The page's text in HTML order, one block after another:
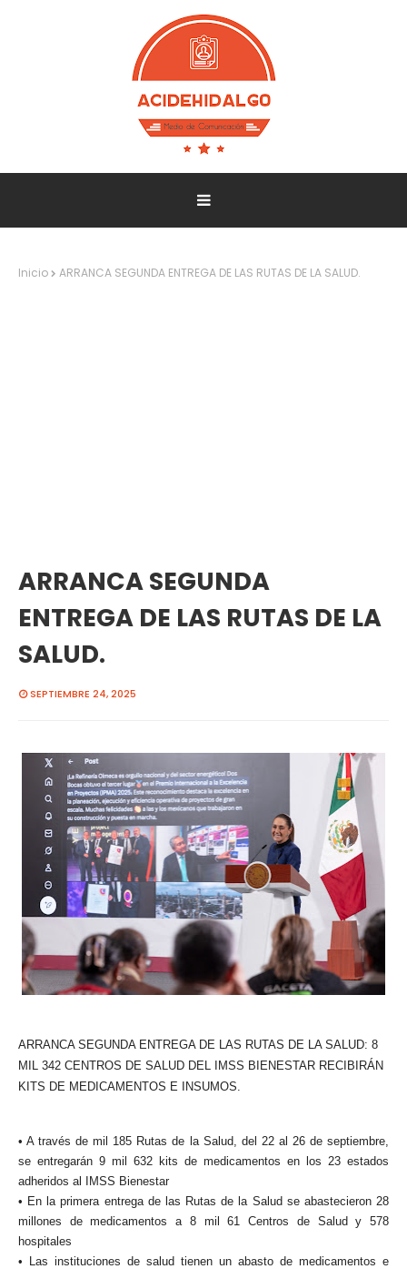
Inicio ARRANCA SEGUNDA ENTREGA DE LAS RUTAS DE LA SALUD.
ARRANCA SEGUNDA
ENTREGA DE LAS RUTAS DE LA
SALUD.
SEPTIEMBRE 24, 2025
ARRANCA SEGUNDA ENTREGA DE LAS RUTAS DE LA SALUD: 8
MIL 342 CENTROS DE SALUD DEL IMSS BIENESTAR RECIBIRÁN
KITS DE MEDICAMENTOS E INSUMOS.
• A través de mil 185 Rutas de la Salud, del 22 al 26 de septiembre,
se entregarán 9 mil 632 kits de medicamentos en los 23 estados
adheridos al IMSS Bienestar
• En la primera entrega de las Rutas de la Salud se abastecieron 28
millones de medicamentos a 8 mil 61 Centros de Salud y 578
hospitales
• Las instituciones de salud tienen un abasto de medicamentos e